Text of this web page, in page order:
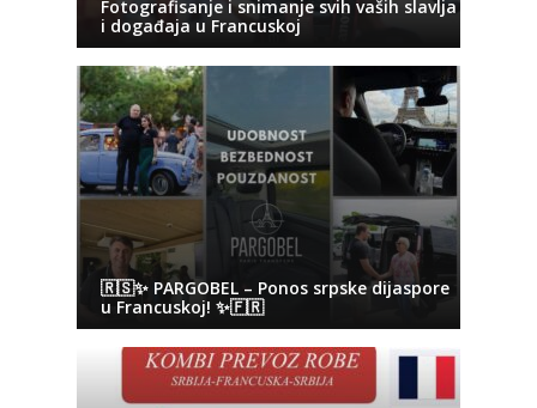
Fotografisanje i snimanje svih vaših slavlja
i događaja u Francuskoj
🇷🇸✨ PARGOBEL – Ponos srpske dijaspore
u Francuskoj! ✨🇫🇷